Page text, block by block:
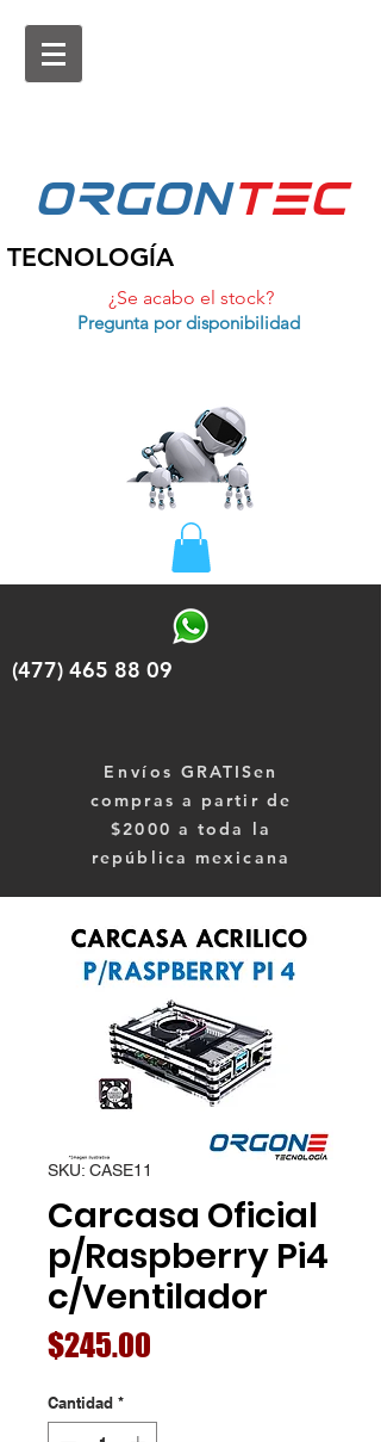
ORGONtEc
TECNOLOGÍA
¿Se acabo el stock?
Pregunta por disponibilidad
(477) 465 88 09
Envíos GRATISen
compras a partir de
$2000 a toda la
república mexicana
SKU: CASE11
Carcasa Oficial
p/Raspberry Pi4
c/Ventilador
$245.00
Cantidad *